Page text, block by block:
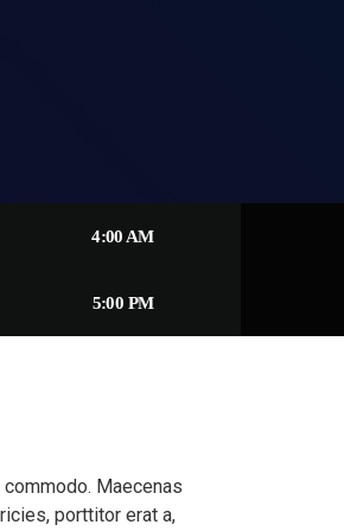
4:00 AM
5:00 PM
Maecenas
porttitor erat a,